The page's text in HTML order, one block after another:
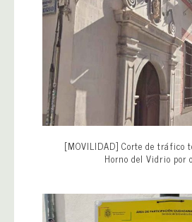
[MOVILIDAD] Corte de tráfico
Horno del Vidrio por